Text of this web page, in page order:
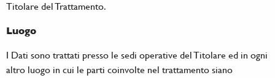
Titolare del Trattamento.
Luogo
I Dati sono trattati presso le sedi operative del Titolare ed in ogni
altro luogo in cui le parti coinvolte nel trattamento siano